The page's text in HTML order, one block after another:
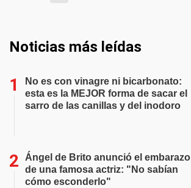
Noticias más leídas
No es con vinagre ni bicarbonato:
esta es la MEJOR forma de sacar el
sarro de las canillas y del inodoro
Ángel de Brito anunció el embarazo
de una famosa actriz: "No sabían
cómo esconderlo"